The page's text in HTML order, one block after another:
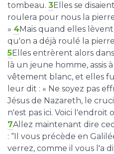
tombeau. 3Elles se
roulera pour nous la
» 4Mais quand elles
qu'on a déjà roulé la
5Elles entrèrent alors
là un jeune homme, assis
vêtement blanc, et elles
leur dit : « Ne soyez pas
Jésus de Nazareth, le
n'est pas ici. Voici l'endroit
7Allez maintenant dire
: “Il vous précède en
verrez, comme il vous l'a